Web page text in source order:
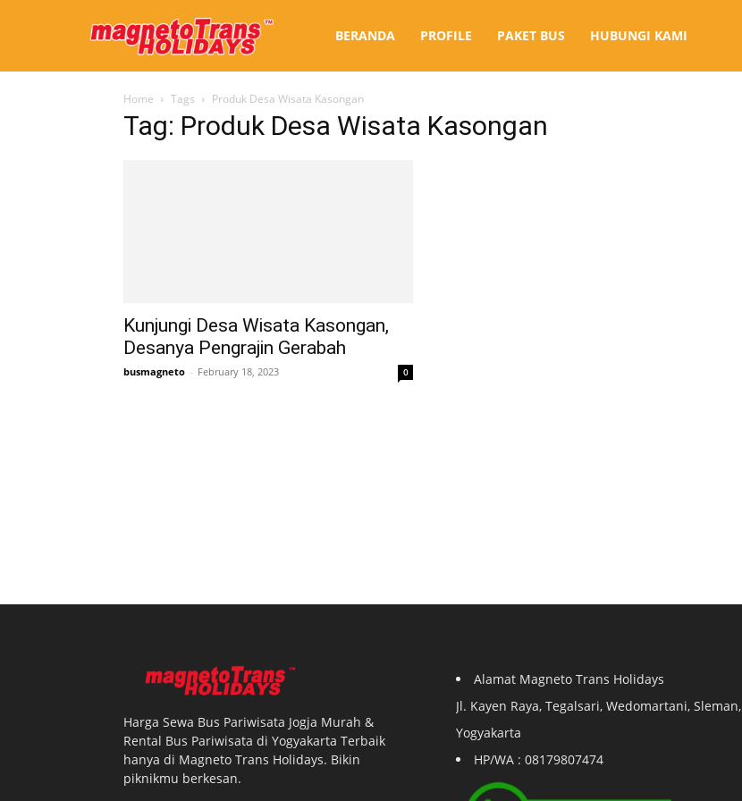
Bus
BERANDA PROFILE PAKET BUS HUBUNGI KAMI
Home Tags Produk Desa Wisata Kasongan
Tag: Produk Desa Wisata Kasongan
Kunjungi Desa Wisata Kasongan,
Desanya Pengrajin Gerabah
busmagneto - February 18, 2023 0
Harga Sewa Bus Pariwisata Jogja Murah &
Rental Bus Pariwisata di Yogyakarta Terbaik
hanya di Magneto Trans Holidays. Bikin
piknikmu berkesan.
Alamat Magneto Trans Holidays
Jl. Kayen Raya, Tegalsari, Wedomartani, Sleman,
Yogyakarta
HP/WA : 08179807474